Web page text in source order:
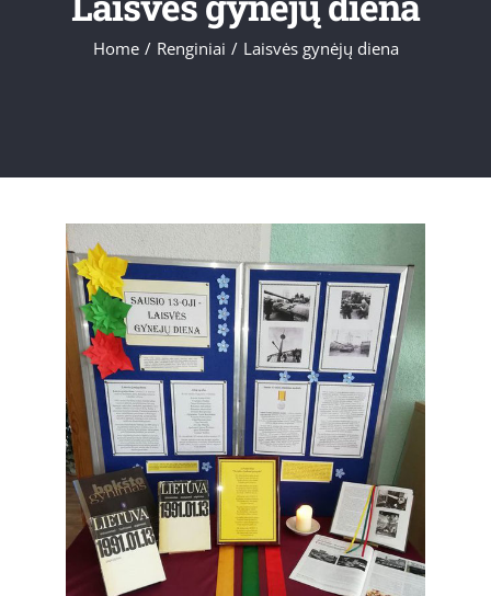
Home / Renginiai / Laisvės gynėjų diena